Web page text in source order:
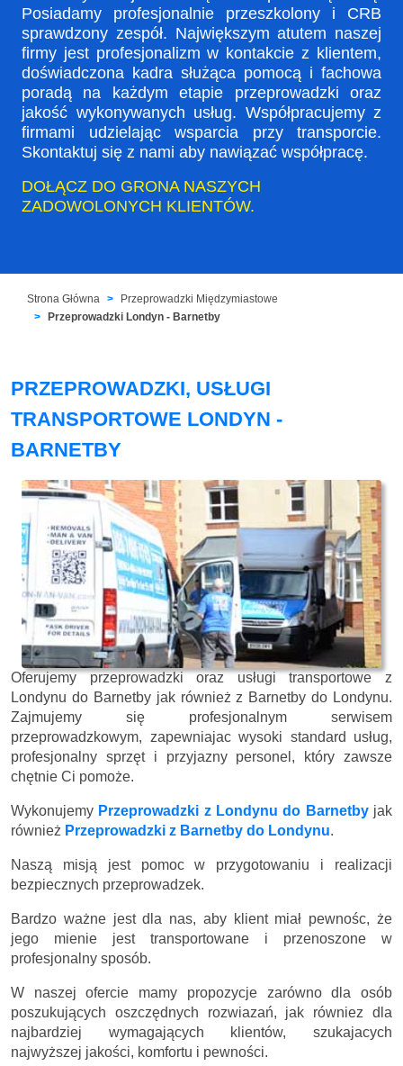
Posiadamy profesjonalnie przeszkolony i CRB
sprawdzony zespół. Największym atutem naszej
firmy jest profesjonalizm w kontakcie z klientem,
doświadczona kadra służąca pomocą i fachowa
poradą na każdym etapie przeprowadzki oraz
jakość wykonywanych usług. Współpracujemy z
firmami udzielając wsparcia przy transporcie.
Skontaktuj się z nami aby nawiązać współpracę.
DOŁĄCZ DO GRONA NASZYCH
ZADOWOLONYCH KLIENTÓW.
Strona Główna
Przeprowadzki Międzymiastowe
Przeprowadzki Londyn - Barnetby
PRZEPROWADZKI, USŁUGI
TRANSPORTOWE LONDYN -
BARNETBY
Oferujemy przeprowadzki oraz usługi transportowe z
Londynu do Barnetby jak również z Barnetby do Londynu.
Zajmujemy się profesjonalnym serwisem
przeprowadzkowym, zapewniajac wysoki standard usług,
profesjonalny sprzęt i przyjazny personel, który zawsze
chętnie Ci pomoże.
Wykonujemy Przeprowadzki z Londynu do Barnetbyjak
również Przeprowadzki z Barnetby do Londynu.
Naszą misją jest pomoc w przygotowaniu i realizacji
bezpiecznych przeprowadzek.
Bardzo ważne jest dla nas, aby klient miał pewnośc, że
jego mienie jest transportowane i przenoszone w
profesjonalny sposób.
W naszej ofercie mamy propozycje zarówno dla osób
poszukujących oszczędnych rozwiazań, jak równiez dla
najbardziej wymagających klientów, szukajacych
najwyższej jakości, komfortu i pewności.